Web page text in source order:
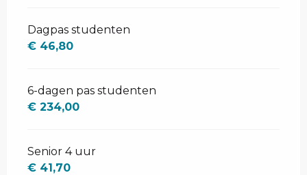
Dagpas studenten
€ 46,80
6-dagen pas studenten
€ 234,00
Senior 4 uur
€ 41,70